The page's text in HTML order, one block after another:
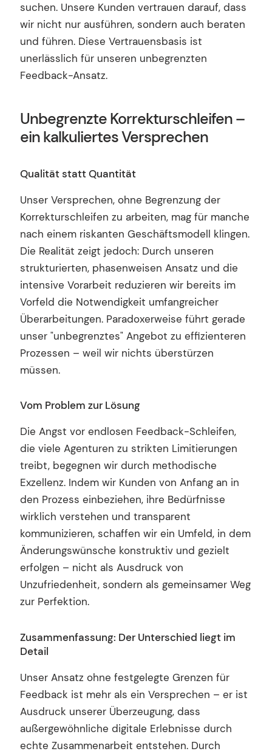
suchen. Unsere Kunden vertrauen darauf, dass
wir nicht nur ausführen, sondern auch beraten
und führen. Diese Vertrauensbasis ist
unerlässlich für unseren unbegrenzten
Feedback-Ansatz.
Unbegrenzte Korrekturschleifen –
ein kalkuliertes Versprechen
Qualität statt Quantität
Unser Versprechen, ohne Begrenzung der
Korrekturschleifen zu arbeiten, mag für manche
nach einem riskanten Geschäftsmodell klingen.
Die Realität zeigt jedoch: Durch unseren
strukturierten, phasenweisen Ansatz und die
intensive Vorarbeit reduzieren wir bereits im
Vorfeld die Notwendigkeit umfangreicher
Überarbeitungen. Paradoxerweise führt gerade
unser "unbegrenztes" Angebot zu effizienteren
Prozessen – weil wir nichts überstürzen
müssen.
Vom Problem zur Lösung
Die Angst vor endlosen Feedback-Schleifen,
die viele Agenturen zu strikten Limitierungen
treibt, begegnen wir durch methodische
Exzellenz. Indem wir Kunden von Anfang an in
den Prozess einbeziehen, ihre Bedürfnisse
wirklich verstehen und transparent
kommunizieren, schaffen wir ein Umfeld, in dem
Änderungswünsche konstruktiv und gezielt
erfolgen – nicht als Ausdruck von
Unzufriedenheit, sondern als gemeinsamer Weg
zur Perfektion.
Zusammenfassung: Der Unterschied liegt im
Detail
Unser Ansatz ohne festgelegte Grenzen für
Feedback ist mehr als ein Versprechen – er ist
Ausdruck unserer Überzeugung, dass
außergewöhnliche digitale Erlebnisse durch
echte Zusammenarbeit entstehen. Durch